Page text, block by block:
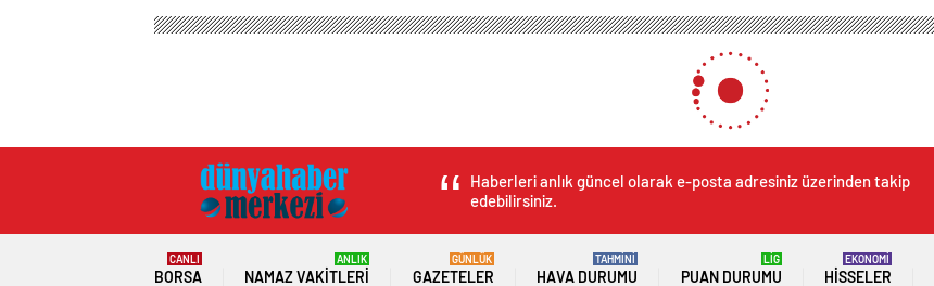
Haberleri anlık güncel olarak e-posta adresiniz üzerinden takip
edebilirsiniz.
BORSA
CANLI
NAMAZ VAKITLERI
ANLIK
GAZETELER
GÜNLÜK
HAVA DURUMU
TAHMİNİ
PUAN DURUMU
LİG
HISSELER
EKONOMİ